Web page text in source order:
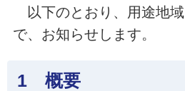
以下のとおり、用途地
で、お知らせします。
1 概要